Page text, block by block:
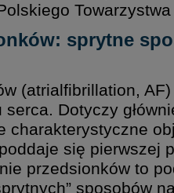
sprytne
(atrialfibrillation,
Dotyczy
charakterystyczne
się pierwszej
przedsionków to
sposobów